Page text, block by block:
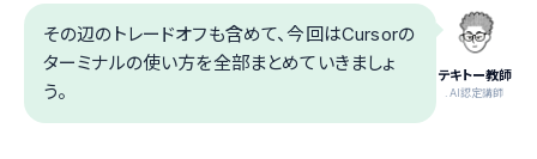
テキトー教師
.AI認定講師
その辺のトレードオフも含めて、今回はCursorの
ターミナルの使い方を全部まとめていきましょ
う。